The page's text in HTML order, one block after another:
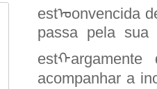
estᠣonvencida
passa pela sua
acompanhar a